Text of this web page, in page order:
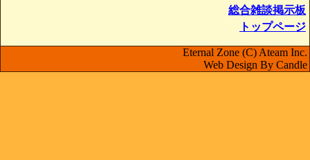
総合雑談掲示板
トップページ
Eternal Zone (C) Ateam Inc.
Web Design By Candle